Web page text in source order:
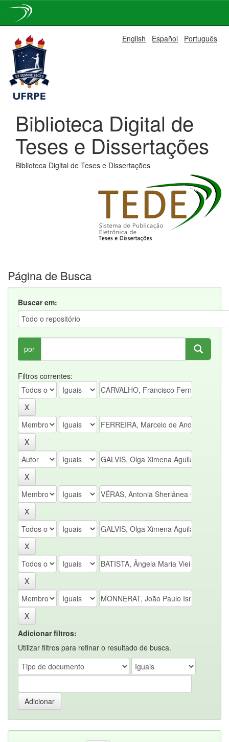
navigation
English Español Português
Biblioteca Digital de
Teses e Dissertações
Biblioteca Digital de Teses e Dissertações
Página de Busca
Buscar em:
por
Filtros correntes:
Adicionar filtros:
Utilizar filtros para refinar o resultado de busca.